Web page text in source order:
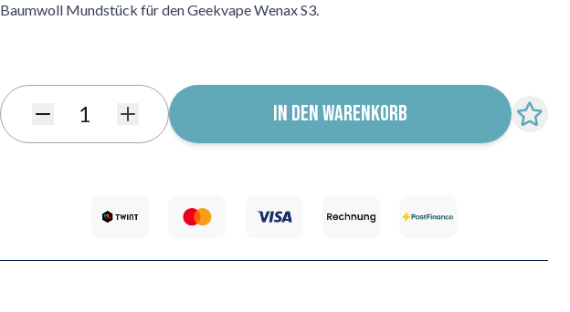
Baumwoll Mundstück für den Geekvape Wenax S3.
IN DEN WARENKORB